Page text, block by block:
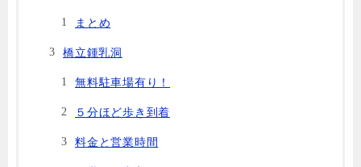
まとめ
橋立鍾乳洞
無料駐車場有り！
５分ほど歩き到着
料金と営業時間